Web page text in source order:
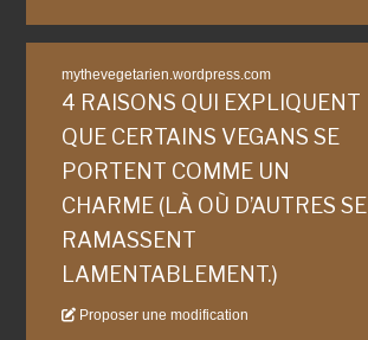
mythevegetarien.wordpress.com
4 RAISONS QUI EXPLIQUENT
QUE CERTAINS VEGANS SE
PORTENT COMME UN
CHARME (LÀ OÙ D’AUTRES SE
RAMASSENT
LAMENTABLEMENT.)
Proposer une modification